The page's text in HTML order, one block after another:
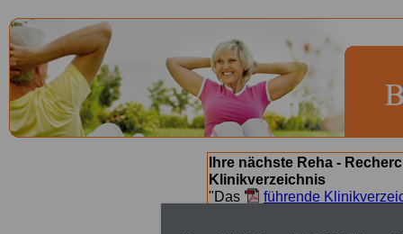
Ihre nächste Reha -
Klinikverzeichnis
"Das
führende